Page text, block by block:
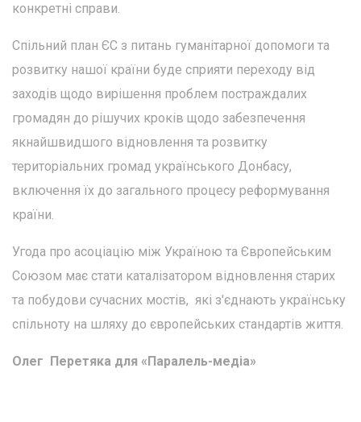
конкретні справи.
Спільний план ЄС з питань гуманітарної допомоги та
розвитку нашої країни буде сприяти переходу від
заходів щодо вирішення проблем постраждалих
громадян до рішучих кроків щодо забезпечення
якнайшвидшого відновлення та розвитку
територіальних громад українського Донбасу,
включення їх до загального процесу реформування
країни.
Угода про асоціацію між Україною та Європейським
Союзом має стати каталізатором відновлення старих
та побудови сучасних мостів, які з'єднають українську
спільноту на шляху до європейських стандартів життя.
Олег Перетяка для «Паралель-медіа»